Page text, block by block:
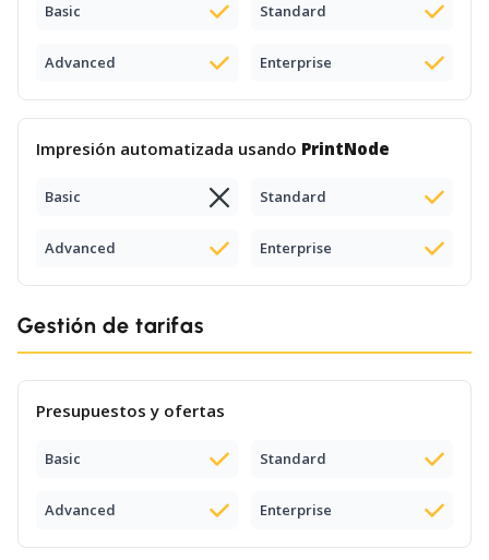
Basic Standard
Advanced Enterprise
Impresión automatizada usando PrintNode
Basic Standard
Advanced Enterprise
Gestión de tarifas
Presupuestos y ofertas
Basic Standard
Advanced Enterprise